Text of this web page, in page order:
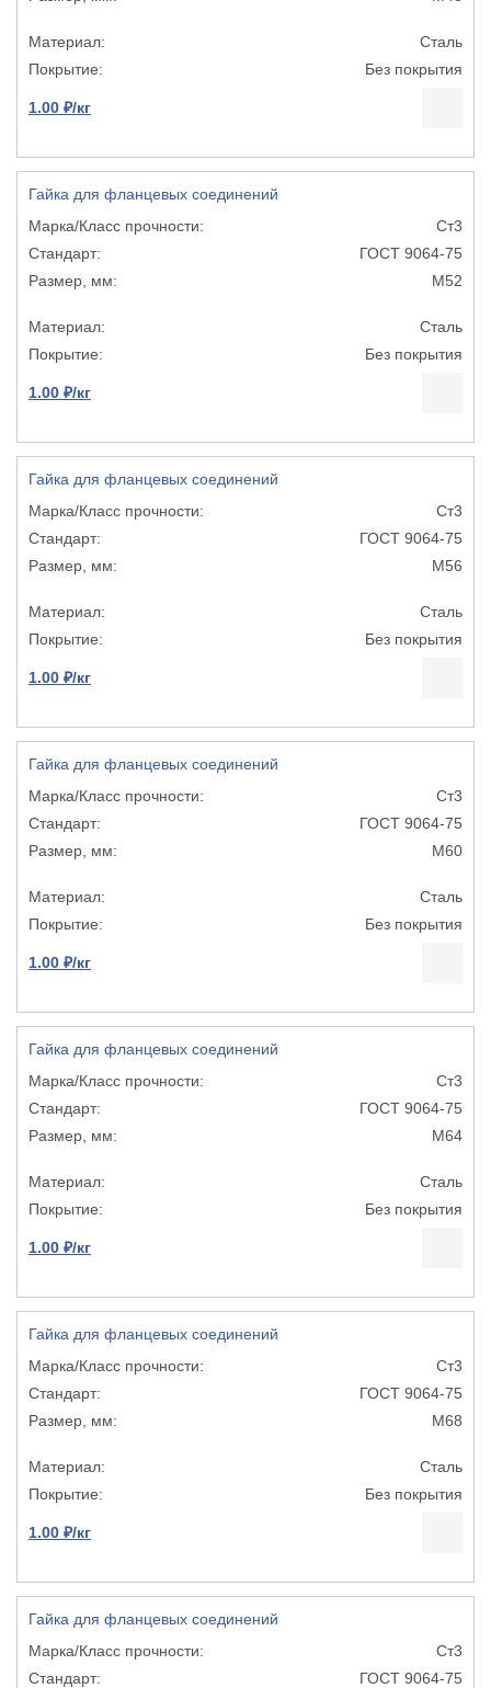
Сталь
Без покрытия
1.00 ₽/кг
Гайка для фланцевых соединений
Ст3
ГОСТ 9064-75
М52
Сталь
Без покрытия
1.00 ₽/кг
Гайка для фланцевых соединений
Ст3
ГОСТ 9064-75
М56
Сталь
Без покрытия
1.00 ₽/кг
Гайка для фланцевых соединений
Ст3
ГОСТ 9064-75
М60
Сталь
Без покрытия
1.00 ₽/кг
Гайка для фланцевых соединений
Ст3
ГОСТ 9064-75
М64
Сталь
Без покрытия
1.00 ₽/кг
Гайка для фланцевых соединений
Ст3
ГОСТ 9064-75
М68
Сталь
Без покрытия
1.00 ₽/кг
Гайка для фланцевых соединений
Ст3
ГОСТ 9064-75